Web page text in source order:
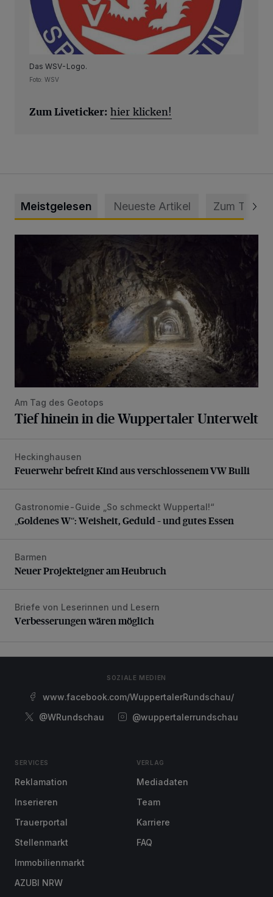
Das WSV-Logo.
Foto: WSV
Zum Liveticker: hier klicken!
Meistgelesen Neueste Artikel Zum Thema
Am Tag des Geotops
Tief hinein in die Wuppertaler Unterwelt
Feuerwehr befreit Kind aus verschlossenem VW Bulli
Heckinghausen
Feuerwehr befreit Kind aus verschlossenem VW Bulli
„Goldenes W“: Weisheit, Geduld – und gutes Essen
Gastronomie-Guide „So schmeckt Wuppertal!“
„Goldenes W“: Weisheit, Geduld – und gutes Essen
Neuer Projekteigner am Heubruch
Barmen
Neuer Projekteigner am Heubruch
Verbesserungen wären möglich
Briefe von Leserinnen und Lesern
Verbesserungen wären möglich
SOZIALE MEDIEN
www.facebook.com/WuppertalerRundschau/
@WRundschau
@wuppertalerrundschau
SERVICES
Reklamation
Inserieren
Trauerportal
Stellenmarkt
Immobilienmarkt
AZUBI NRW
VERLAG
Mediadaten
Team
Karriere
FAQ